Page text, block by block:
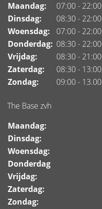
Maandag:
07:00 - 22:00
Dinsdag:
08:30 - 22:00
Woensdag:
07:00 - 22:00
Donderdag: 08:30 - 22:00
Vrijdag:
08:30 - 21:00
Zaterdag:
08:30 - 13:00
Zondag:
09:00 - 13.00
The Base zvh
Maandag:
Dinsdag:
Woensdag:
Donderdag
Vrijdag:
Zaterdag:
Zondag: